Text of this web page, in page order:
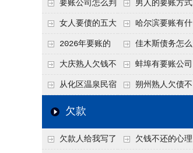
回！
要账公司怎么判
断这个案子能不能
接？接案评估的标准
男人的要账方式
是什么呢？
女人要债的五大
绝招,轻松搞定
哈尔滨要账有什
么合法手段？2026年
最新追账方式总结！
2026年要账的
七个小方法
佳木斯债务怎么
追回呢？2026年成功
要账就用这2招
大庆熟人欠钱不
还躲猫猫？2026年这
个“诉前调解”成功率
蚌埠有要账公司
吗？2026年这3个方
从化区温泉民宿
老板借钱不还？2026
施压，立马主动结清
朔州熟人欠债不
死账变活
欠款
欠款人给我写了 欠钱不还的心理